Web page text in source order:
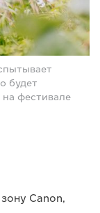
будет
на фестивале
Canon,